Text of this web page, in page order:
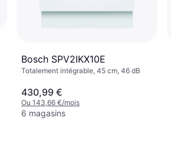
Bosch SPV2IKX10E
Totalement intégrable, 45 cm, 46 dB
430,99 €
Ou 143,66 €/mois
6 magasins